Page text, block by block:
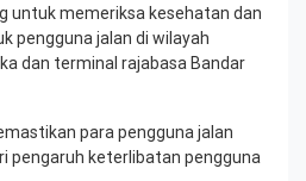
untuk memeriksa kesehatan dan
pengguna jalan di wilayah
dan terminal rajabasa Bandar
para pengguna jalan
pengaruh keterlibatan pengguna